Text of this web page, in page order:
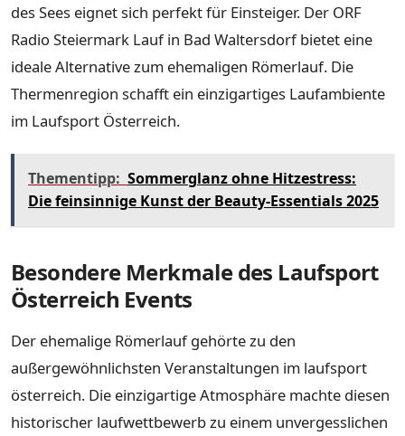
des Sees eignet sich perfekt für Einsteiger. Der ORF
Radio Steiermark Lauf in Bad Waltersdorf bietet eine
ideale Alternative zum ehemaligen Römerlauf. Die
Thermenregion schafft ein einzigartiges Laufambiente
im Laufsport Österreich.
Thementipp: Sommerglanz ohne Hitzestress:
Die feinsinnige Kunst der Beauty-Essentials 2025
Besondere Merkmale des Laufsport
Österreich Events
Der ehemalige Römerlauf gehörte zu den
außergewöhnlichsten Veranstaltungen im laufsport
österreich. Die einzigartige Atmosphäre machte diesen
historischer laufwettbewerb zu einem unvergesslichen